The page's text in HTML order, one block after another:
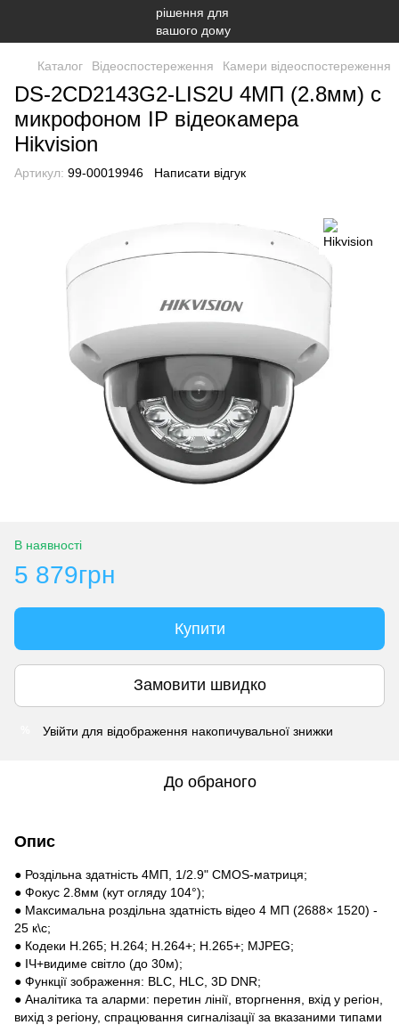
Каталог Відеоспостереження Камери відеоспостереження
DS-2CD2143G2-LIS2U 4МП (2.8мм) с
микрофоном IP відеокамера
Hikvision
Артикул: 99-00019946 Написати відгук
В наявності
5 879грн
Купити
Замовити швидко
Увійти для відображення накопичувальної знижки
До обраного
Опис
● Роздільна здатність 4МП, 1/2.9" CMOS-матриця;
● Фокус 2.8мм (кут огляду 104°);
● Максимальна роздільна здатність відео 4 МП (2688× 1520) -
25 к\с;
● Кодеки H.265; H.264; H.264+; H.265+; MJPEG;
● ІЧ+видиме світло (до 30м);
● Функції зображення: BLC, HLC, 3D DNR;
● Аналітика та аларми: перетин лінії, вторгнення, вхід у регіон,
вихід з регіону, спрацювання сигналізації за вказаними типами